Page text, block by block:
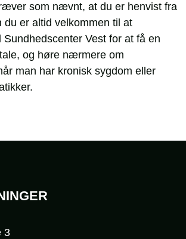
som nævnt, at du er henvist fra
du er altid velkommen til at
Sundhedscenter Vest for at få en
og høre nærmere om
man har kronisk sygdom eller
3